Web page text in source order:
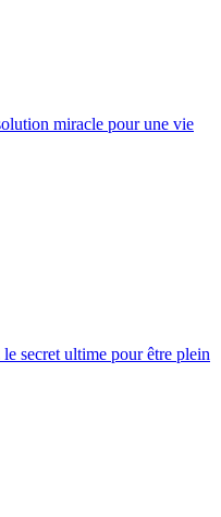
miracle pour une vie
secret ultime pour être plein